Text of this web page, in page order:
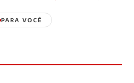
PARA VOCÊ